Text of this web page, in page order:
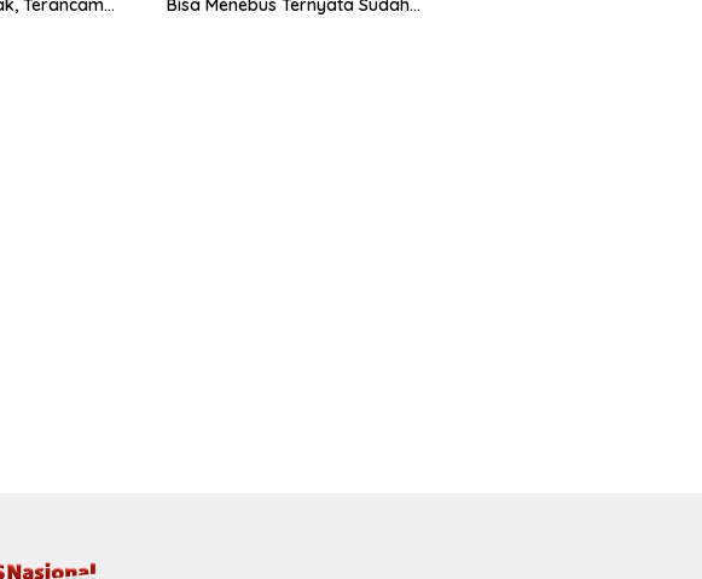
Terancam
Bisa Menebus Ternyata Sudah